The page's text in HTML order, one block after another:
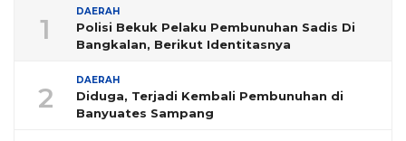
1
DAERAH
Polisi Bekuk Pelaku Pembunuhan Sadis Di
Bangkalan, Berikut Identitasnya
2
DAERAH
Diduga, Terjadi Kembali Pembunuhan di
Banyuates Sampang